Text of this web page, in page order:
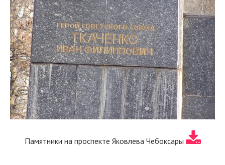
Памятники на проспекте Яковлева Чебоксары